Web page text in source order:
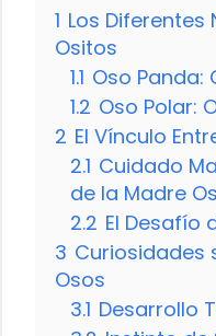
1 Los
Ositos
1.1 Oso Panda:
1.2 Oso Polar:
2 El Vínculo
2.1 Cuidado
de la Madre
2.2 El Desafío
3 Curiosidades
Osos
3.1 Desarrollo